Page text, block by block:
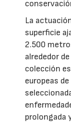
La
superficie
2.500
alrededor
colección
europeas
prolongada